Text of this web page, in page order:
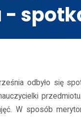
-
odbyło się
W sposób